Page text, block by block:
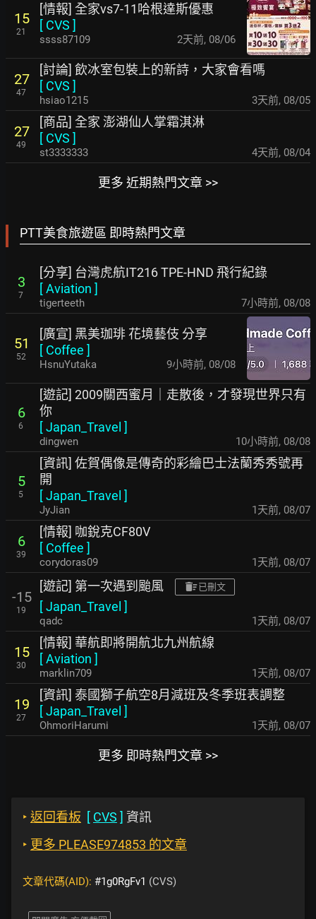
15
21
[情報] 全家vs7-11哈根達斯優惠
[ CVS ]
ssss87109 2天前, 08/06
27
47
[討論] 飲冰室包裝上的新詩，大家會看嗎
[ CVS ]
hsiao1215 3天前, 08/05
27
49
[商品] 全家 澎湖仙人掌霜淇淋
[ CVS ]
st3333333 4天前, 08/04
更多 近期熱門文章 >>
PTT美食旅遊區 即時熱門文章
3
7
[分享] 台灣虎航IT216 TPE-HND 飛行紀錄
[Aviation ]
tigerteeth 7小時前, 08/08
51
52
[廣宣] 黑美珈琲 花境藝伎 分享
[ Coffee ]
HsnuYutaka 9小時前, 08/08
6
6
[遊記] 2009關西蜜月｜走散後，才發現世界只有
你
[Japan_Travel ]
dingwen 10小時前, 08/08
5
5
[資訊] 佐賀偶像是傳奇的彩繪巴士法蘭秀秀號再
開
[Japan_Travel ]
JyJian 1天前, 08/07
6
39
[情報] 咖銳克CF80V
[ Coffee ]
corydoras09 1天前, 08/07
-15
19
[遊記] 第一次遇到颱風 已刪文
[Japan_Travel ]
qadc 1天前, 08/07
15
30
[情報] 華航即將開航北九州航線
[Aviation ]
marklin709 1天前, 08/07
19
27
[資訊] 泰國獅子航空8月減班及冬季班表調整
[Japan_Travel ]
OhmoriHarumi 1天前, 08/07
更多 即時熱門文章 >>
‣ 返回看板 [ CVS ] 資訊
‣ 更多 PLEASE974853 的文章
文章代碼(AID): #1g0RgFv1 (CVS)